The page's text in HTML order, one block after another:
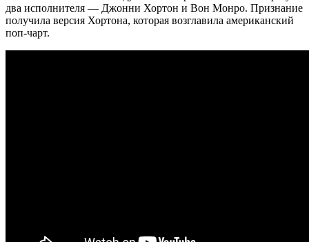
два исполнителя — Джонни Хортон и Вон Монро. Признание
получила версия Хортона, которая возглавила американский
поп-чарт.